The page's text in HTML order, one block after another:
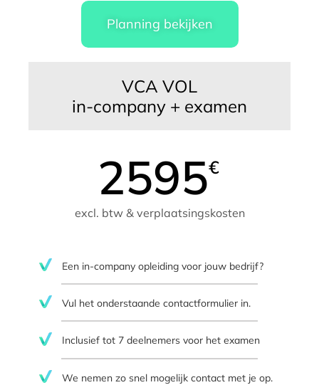
Planning bekijken
VCA VOL
in-company + examen
2595€
excl. btw & verplaatsingskosten
Een in-company opleiding voor jouw bedrijf?
Vul het onderstaande contactformulier in.
Inclusief tot 7 deelnemers voor het examen
We nemen zo snel mogelijk contact met je op.​